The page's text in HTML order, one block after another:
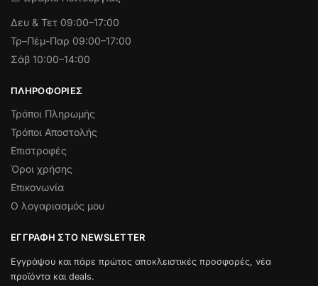
Δευ & Τετ 09:00–17:00
Τρ–Πέμ-Παρ 09:00–17:00
Σάβ 10:00–14:00
ΠΛΗΡΟΦΟΡΊΕΣ
Τρόποι Πληρωμής
Τρόποι Αποστολής
Επιστροφές
Όροι χρήσης
Επικονωνία
Ο λογαριασμός μου
ΕΓΓΡΑΦΉ ΣΤΟ NEWSLETTER
Εγγράψου και πάρε πρώτος αποκλειστικές προσφορές, νέα
προϊόντα και deals.